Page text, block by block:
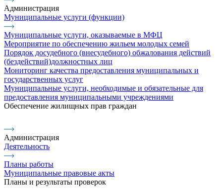
Администрация
Муниципальные услуги (функции)
Муниципальные услуги, оказываемые в МФЦ
Мероприятие по обеспечению жильем молодых семей
Порядок досудебного (внесудебного) обжалования действий
(бездействий)должностных лиц
Мониторинг качества предоставления муниципальных и
государственных услуг
Муниципальные услуги, необходимые и обязательные для
предоставления муниципальными учреждениями
Обеспечение жилищных прав граждан
Администрация
Деятельность
Планы работы
Муниципальные правовые акты
Планы и результаты проверок